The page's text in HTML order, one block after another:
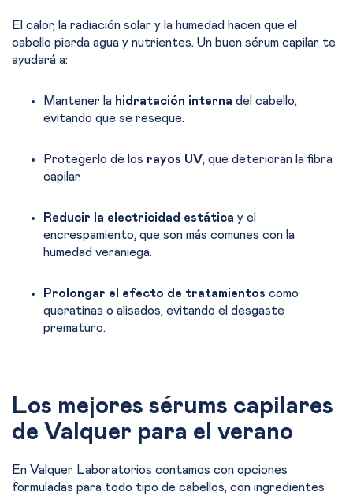
El calor, la radiación solar y la humedad hacen que el
cabello pierda agua y nutrientes. Un buen sérum capilar te
ayudará a:
Mantener la hidratación interna del cabello,
evitando que se reseque.
Protegerlo de los rayos UV, que deterioran la fibra
capilar.
Reducir la electricidad estática y el
encrespamiento, que son más comunes con la
humedad veraniega.
Prolongar el efecto de tratamientos como
queratinas o alisados, evitando el desgaste
prematuro.
Los mejores sérums capilares
de Valquer para el verano
En Valquer Laboratorios contamos con opciones
formuladas para todo tipo de cabellos, con ingredientes